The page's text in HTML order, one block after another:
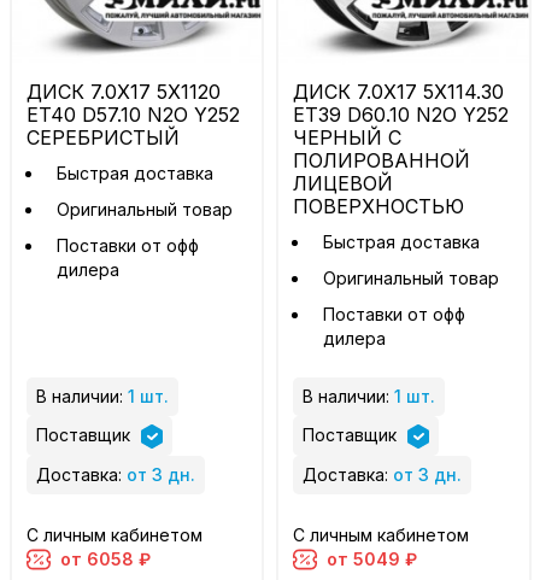
ДИСК 7.0X17 5X1120
ET40 D57.10 N2O Y252
СЕРЕБРИСТЫЙ
Быстрая доставка
Оригинальный товар
Поставки от офф
дилера
В наличии: 1 шт.
Поставщик
Доставка: от 3 дн.
С личным кабинетом
от 6058 ₽
ДИСК 7.0X17 5X114.30
ET39 D60.10 N2O Y252
ЧЕРНЫЙ С
ПОЛИРОВАННОЙ
ЛИЦЕВОЙ
ПОВЕРХНОСТЬЮ
Быстрая доставка
Оригинальный товар
Поставки от офф
дилера
В наличии: 1 шт.
Поставщик
Доставка: от 3 дн.
С личным кабинетом
от 5049 ₽